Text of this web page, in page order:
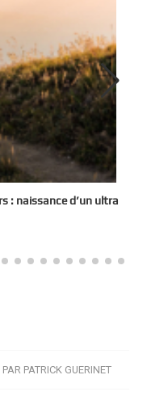
: naissance d’un ultra
PAR PATRICK GUERINET